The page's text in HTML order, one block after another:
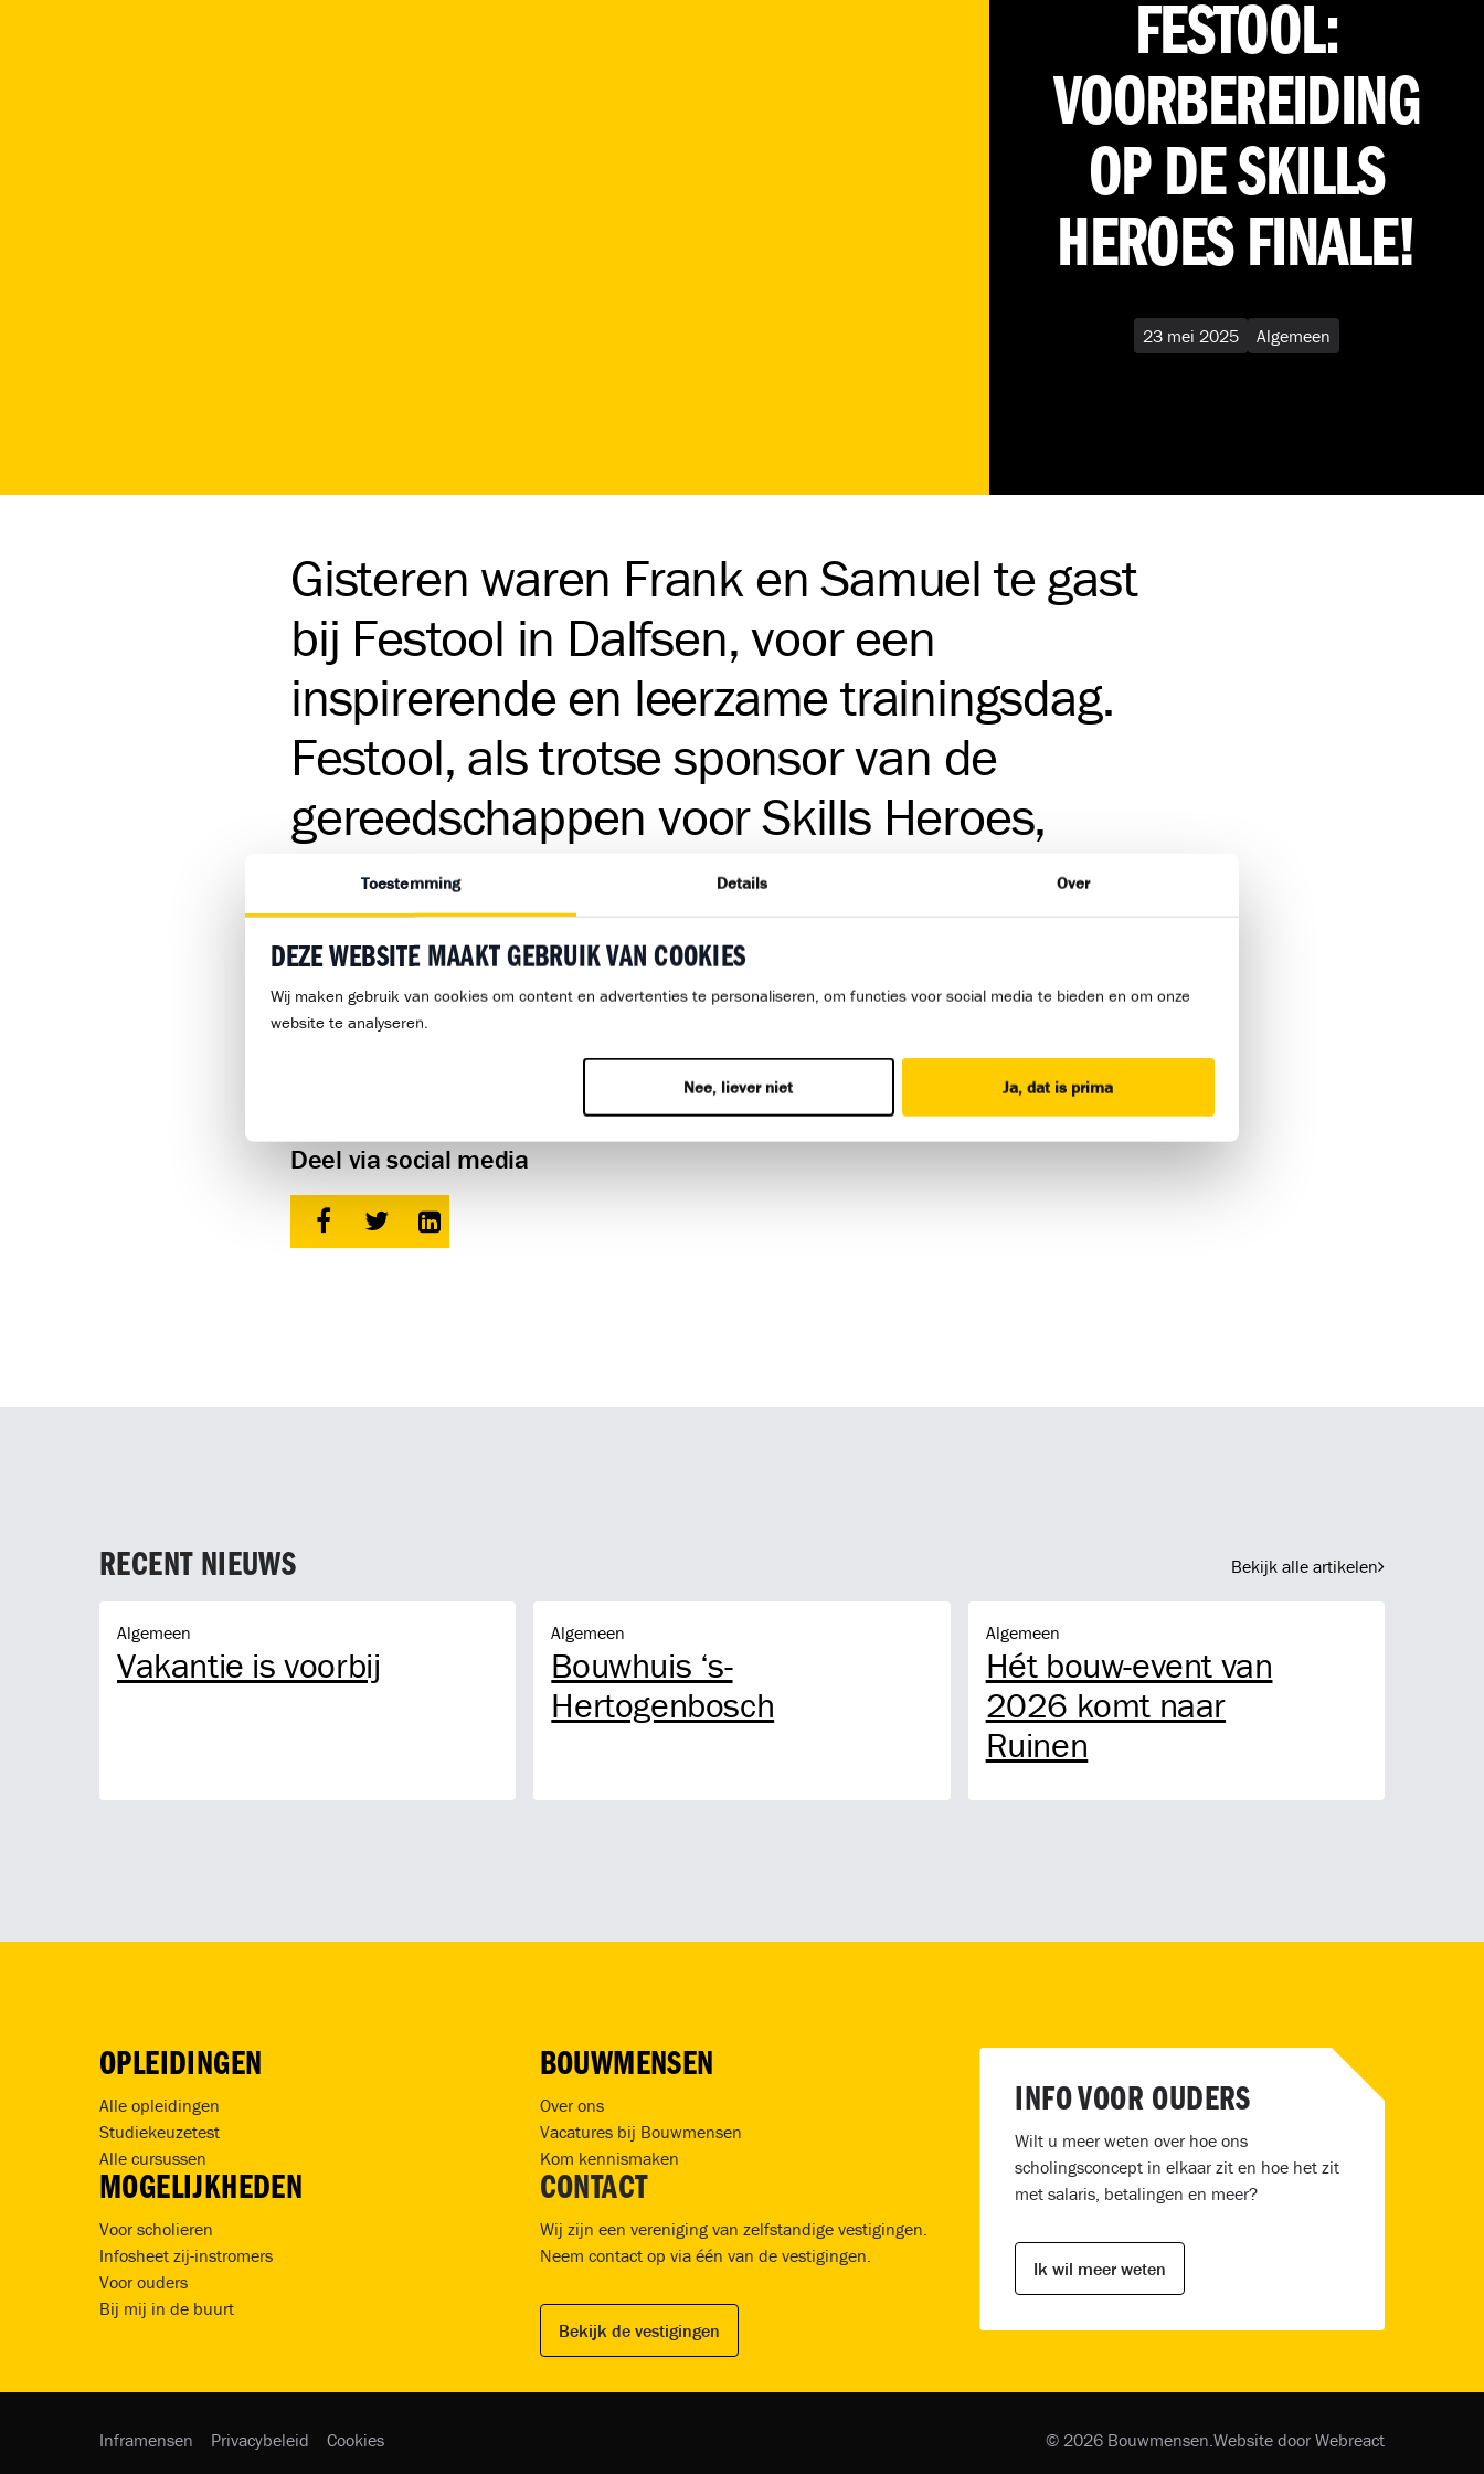
Toestemming Details Over
DEZE WEBSITE MAAKT GEBRUIK VAN COOKIES
Wij maken gebruik van cookies om content en advertenties te personaliseren, om functies voor social media te bieden en om onze
website te analyseren.
Nee, liever niet Ja, dat is prima
FESTOOL:
VOORBEREIDING
OP DE SKILLS
HEROES FINALE!
23 mei 2025 Algemeen
Gisteren waren Frank en Samuel te gast
bij Festool in Dalfsen, voor een
inspirerende en leerzame trainingsdag.
Festool, als trotse sponsor van de
gereedschappen voor Skills Heroes,
zette de deuren open voor onze
aankomend kampioen in de dop!
Tijdens deze intensieve clinic dook Samuel in de wereld van precisiegereedschap, innovatie én veiligheid — een
belangrijk speerpunt bij Festool. Van het correct gebruiken van machines tot het veilig werken onder druk: alles
Met deze ervaring op zak is Samuel weer een stap dichter bij zijn topvorm. En wij? Wij zijn trots op zijn inzet en
Deel via social media
RECENT NIEUWS Bekijk alle artikelen
Vakantie is voorbij
Algemeen
Bouwhuis ‘s-
Hertogenbosch
Algemeen
Hét bouw-event van
2026 komt naar
Ruinen
Algemeen
OPLEIDINGEN
Alle opleidingen
Studiekeuzetest
Alle cursussen
MOGELIJKHEDEN
Voor scholieren
Infosheet zij-instromers
Voor ouders
Bij mij in de buurt
BOUWMENSEN
Over ons
Vacatures bij Bouwmensen
Kom kennismaken
CONTACT
Wij zijn een vereniging van zelfstandige vestigingen.
Neem contact op via één van de vestigingen.
Bekijk de vestigingen
INFO VOOR OUDERS
Wilt u meer weten over hoe ons
scholingsconcept in elkaar zit en hoe het zit
met salaris, betalingen en meer?
Ik wil meer weten
© 2026 Bouwmensen.Website door Webreact
Inframensen Privacybeleid Cookies